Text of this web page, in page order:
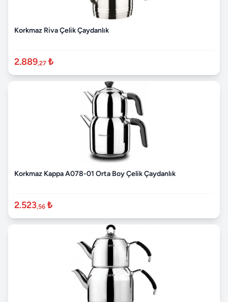
Korkmaz Riva Çelik Çaydanlık
2.889,27 ₺
Korkmaz Kappa A078-01 Orta Boy Çelik Çaydanlık
2.523,56 ₺